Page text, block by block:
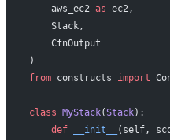
    aws_ec2
as ec2,
    Stack,
    CfnOutput
)
from constructs import
class MyStack(Stack):
    def
__init__ (self,